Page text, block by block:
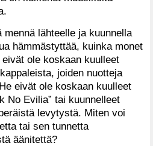
lähteelle ja kuunnella
hämmästyttää, kuinka monet
ole koskaan kuulleet
joiden nuotteja
eivät ole koskaan kuulleet
No Evilia” tai kuunnelleet
levytystä. Miten voi
tai sen tunnetta
äänitettä?